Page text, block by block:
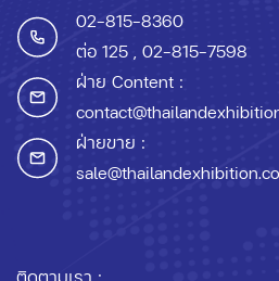
02-815-8360
ต่อ 125 , 02-815-7598
ฝ่าย Content :
ฝ่ายขาย :
ติดตามเรา :